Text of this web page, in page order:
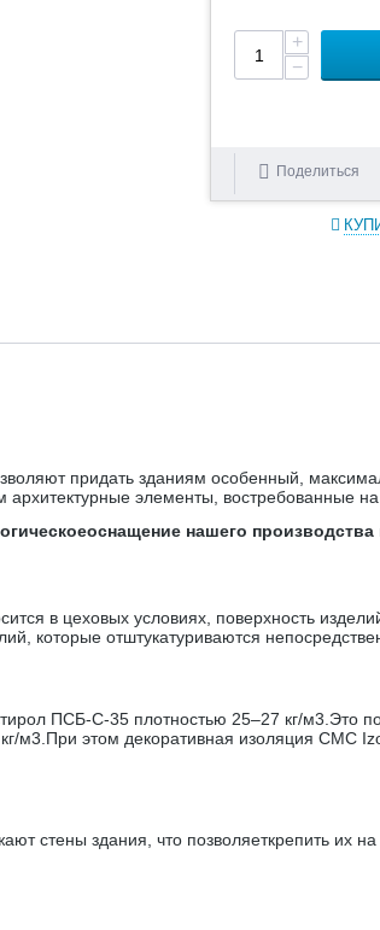
+
−
Поделиться
придать зданиям особенный,
элементы, востребованные
нашего
в цеховых условиях, поверхность
которые отштукатуриваются
ПСБ-С-35 плотностью 25–27 кг/
м3.При этом декоративная изоляция
стены здания, что позволяеткрепить их